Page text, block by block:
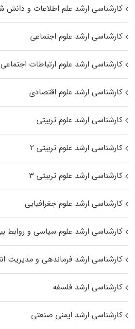
کارشناسی ارشد علم اطلاعات و دانش
کارشناسی ارشد علوم اجتماعی
کارشناسی ارشد علوم ارتباطات اجتماعی
کارشناسی ارشد علوم اقتصادی
کارشناسی ارشد علوم تربیتی
کارشناسی ارشد علوم تربیتی ۲
کارشناسی ارشد علوم تربیتی ۳
کارشناسی ارشد علوم جغرافیایی
کارشناسی ارشد علوم سیاسی و روابط
کارشناسی ارشد فرماندهی و مدیریت
کارشناسی ارشد فلسفه
کارشناسی ارشد ایمنی صنعتی